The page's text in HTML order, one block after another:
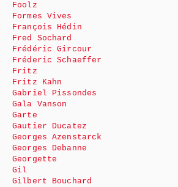
Foolz
Formes Vives
François Hédin
Fred Sochard
Frédéric Gircour
Fréderic Schaeffer
Fritz
Fritz Kahn
Gabriel Pissondes
Gala Vanson
Garte
Gautier Ducatez
Georges Azenstarck
Georges Debanne
Georgette
Gil
Gilbert Bouchard